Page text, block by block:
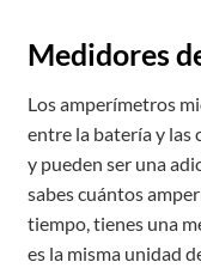
Medidores
Los amperímetros
entre la batería y las
y pueden ser una
sabes cuántos
tiempo, tienes una
es la misma unidad